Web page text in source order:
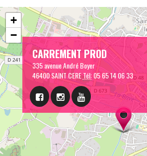
CARREMENT PROD
335 avenue André Boyer
46400 SAINT CERETél:05 65 14 06 33
+
−